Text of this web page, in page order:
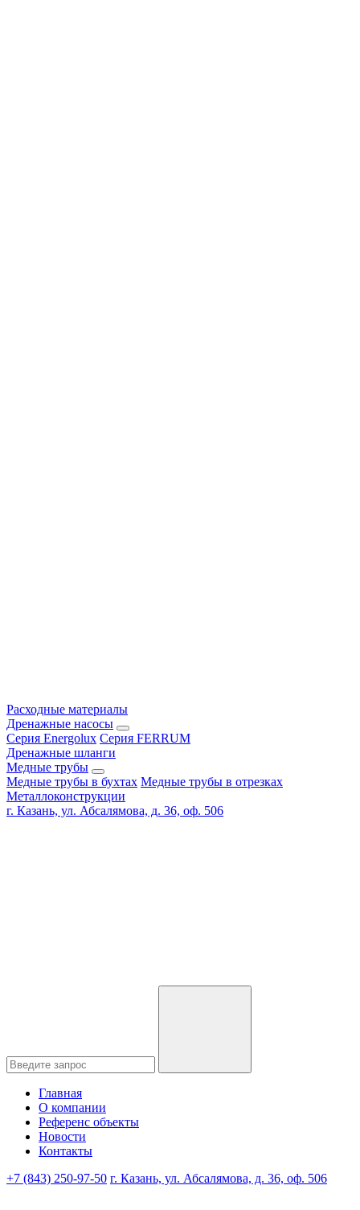
Расходные материалы
Дренажные насосы
Серия Energolux Серия FERRUM
Дренажные шланги
Медные трубы
Медные трубы в бухтах Медные трубы в отрезках
Металлоконструкции
г. Казань, ул. Абсалямова, д. 36, оф. 506
Главная
О компании
Референс объекты
Новости
Контакты
+7 (843) 250-97-50 г. Казань, ул. Абсалямова, д. 36, оф. 506